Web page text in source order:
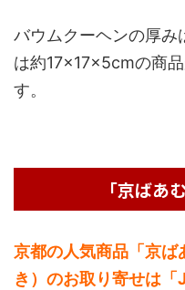
バウムクーヘンの厚
は約17×17×5cmの商
す。
「京ばあ
京都の人気商品「京
き）のお取り寄せは